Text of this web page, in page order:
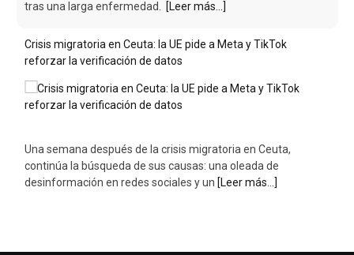
reforzar la verificación de datos
continúa la búsqueda de sus causas: una oleada de
desinformación en redes sociales y un[Leer más...]